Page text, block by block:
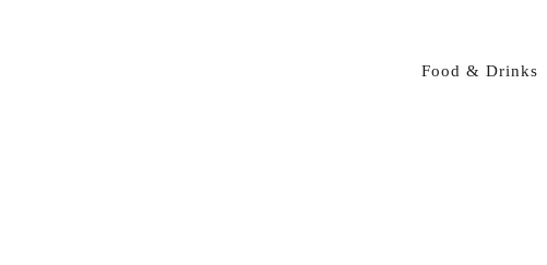
Food & Drinks